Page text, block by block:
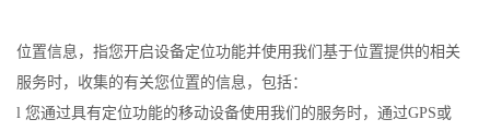
位置信息，指您开启设备定位功能并使用我们基于位置提供的相关
服务时，收集的有关您位置的信息，包括：
l 您通过具有定位功能的移动设备使用我们的服务时，通过GPS或